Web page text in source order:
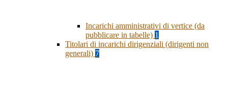
Incarichi amministrativi di vertice (da
pubblicare in tabelle) 1
Titolari di incarichi dirigenziali (dirigenti non
generali) 7